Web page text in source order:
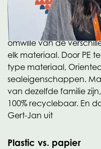
aardappeltjes in
land – biedt OPE/PE
worden er twee
omwille van de
elk materiaal. Door PE
type materiaal,
sealeigenschappen.
van dezelfde familie
100% recyclebaar. En
Gert-Jan uit
Plastic vs. papier